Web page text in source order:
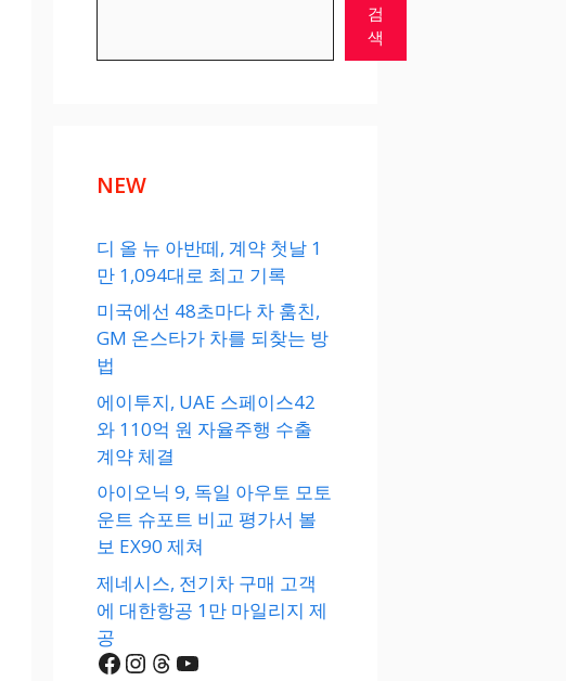
검
색
NEW
디 올 뉴 아반떼, 계약 첫날 1
만 1,094대로 최고 기록
미국에선 48초마다 차 훔친,
GM 온스타가 차를 되찾는 방
법
에이투지, UAE 스페이스42
와 110억 원 자율주행 수출
계약 체결
아이오닉 9, 독일 아우토 모토
운트 슈포트 비교 평가서 볼
보 EX90 제쳐
제네시스, 전기차 구매 고객
에 대한항공 1만 마일리지 제
공
Facebook
Instagram
Threads
YouTube